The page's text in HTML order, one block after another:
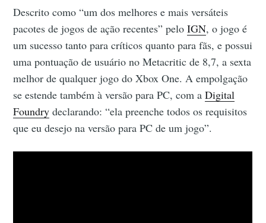
Descrito como “um dos melhores e mais versáteis
pacotes de jogos de ação recentes” peloIGN, o jogo é
um sucesso tanto para críticos quanto para fãs, e possui
uma pontuação de usuário no Metacritic de 8,7, a sexta
melhor de qualquer jogo do Xbox One. A empolgação
se estende também à versão para PC, com aDigital
Foundry declarando: “ela preenche todos os requisitos
que eu desejo na versão para PC de um jogo”.